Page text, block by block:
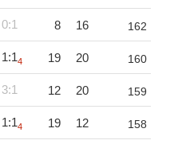
0:1 8 16 162
1:14 19 20 160
3:1 12 20 159
1:14 19 12 158